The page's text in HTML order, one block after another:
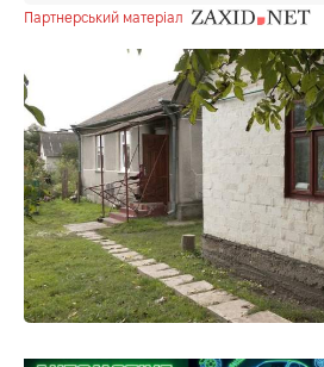
Партнерський матеріал